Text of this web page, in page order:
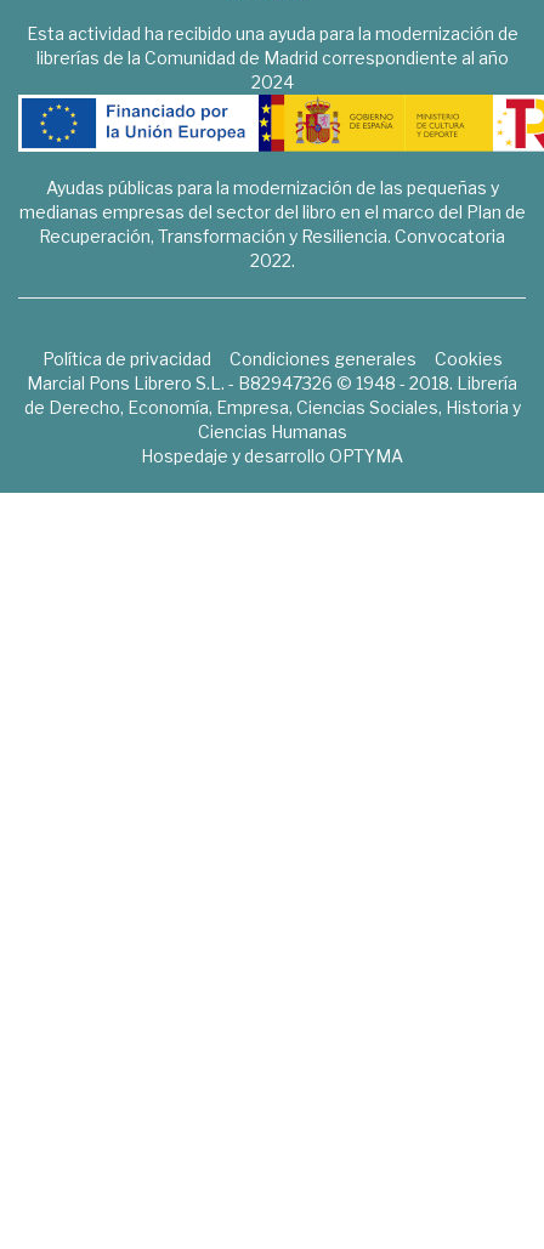
Esta actividad ha recibido una ayuda para la modernización de
librerías de la Comunidad de Madrid correspondiente al año
2024
Ayudas públicas para la modernización de las pequeñas y
medianas empresas del sector del libro en el marco del Plan de
Recuperación, Transformación y Resiliencia. Convocatoria
2022.
Política de privacidad Condiciones generales
Cookies
Marcial Pons Librero S.L. - B82947326 © 1948 - 2018. Librería
de Derecho, Economía, Empresa, Ciencias Sociales, Historia y
Ciencias Humanas
Hospedaje y desarrollo OPTYMA